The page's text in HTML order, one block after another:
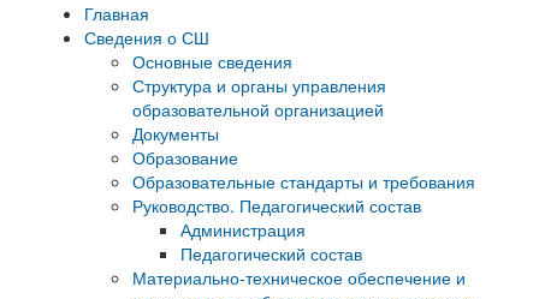
Главная
Сведения о СШ
Основные сведения
Структура и органы управления
образовательной организацией
Документы
Образование
Образовательные стандарты и требования
Руководство. Педагогический состав
Администрация
Педагогический состав
Материально-техническое обеспечение и